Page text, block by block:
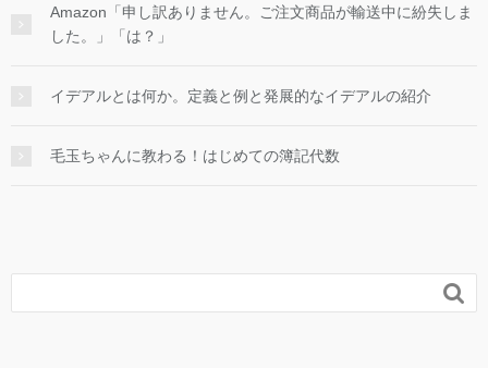
Amazon「申し訳ありません。ご注文商品が輸送中に紛失しま
した。」「は？」
イデアルとは何か。定義と例と発展的なイデアルの紹介
毛玉ちゃんに教わる！はじめての簿記代数
